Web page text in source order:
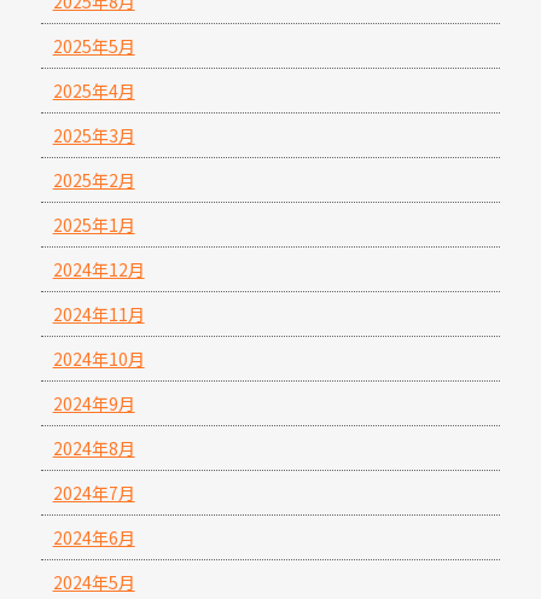
2025年5月
2025年4月
2025年3月
2025年2月
2025年1月
2024年12月
2024年11月
2024年10月
2024年9月
2024年8月
2024年7月
2024年6月
2024年5月